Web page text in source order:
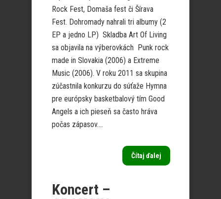
Rock Fest, Domaša fest či Šírava
Fest. Dohromady nahrali tri albumy (2
EP a jedno LP) Skladba Art Of Living
sa objavila na výberovkách Punk rock
made in Slovakia (2006) a Extreme
Music (2006). V roku 2011 sa skupina
zúčastnila konkurzu do súťaže Hymna
pre európsky basketbalový tím Good
Angels a ich pieseň sa často hráva
počas zápasov....
Čítaj ďalej
Koncert –